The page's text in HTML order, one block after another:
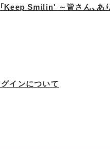
Keep Smilin' ～皆さん、あ
インについて